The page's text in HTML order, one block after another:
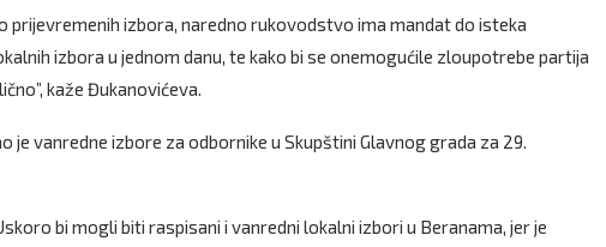
prijevremenih izbora, naredno rukovodstvo ima mandat do isteka
izbora u jednom danu, te kako bi se onemogućile zloupotrebe partija
kaže Đukanovićeva.
je vanredne izbore za odbornike u Skupštini Glavnog grada za 29.
bi mogli biti raspisani i vanredni lokalni izbori u Beranama, jer je